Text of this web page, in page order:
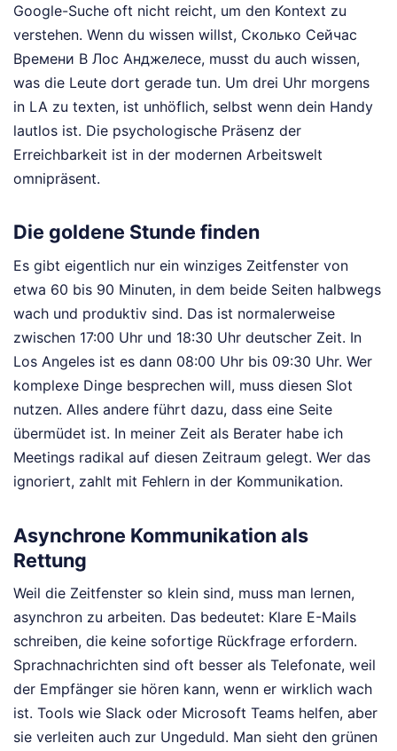
Google-Suche oft nicht reicht, um den Kontext zu
verstehen. Wenn du wissen willst, Сколько Сейчас
Времени В Лос Анджелесе, musst du auch wissen,
was die Leute dort gerade tun. Um drei Uhr morgens
in LA zu texten, ist unhöflich, selbst wenn dein Handy
lautlos ist. Die psychologische Präsenz der
Erreichbarkeit ist in der modernen Arbeitswelt
omnipräsent.
Die goldene Stunde finden
Es gibt eigentlich nur ein winziges Zeitfenster von
etwa 60 bis 90 Minuten, in dem beide Seiten halbwegs
wach und produktiv sind. Das ist normalerweise
zwischen 17:00 Uhr und 18:30 Uhr deutscher Zeit. In
Los Angeles ist es dann 08:00 Uhr bis 09:30 Uhr. Wer
komplexe Dinge besprechen will, muss diesen Slot
nutzen. Alles andere führt dazu, dass eine Seite
übermüdet ist. In meiner Zeit als Berater habe ich
Meetings radikal auf diesen Zeitraum gelegt. Wer das
ignoriert, zahlt mit Fehlern in der Kommunikation.
Asynchrone Kommunikation als
Rettung
Weil die Zeitfenster so klein sind, muss man lernen,
asynchron zu arbeiten. Das bedeutet: Klare E-Mails
schreiben, die keine sofortige Rückfrage erfordern.
Sprachnachrichten sind oft besser als Telefonate, weil
der Empfänger sie hören kann, wenn er wirklich wach
ist. Tools wie Slack oder Microsoft Teams helfen, aber
sie verleiten auch zur Ungeduld. Man sieht den grünen